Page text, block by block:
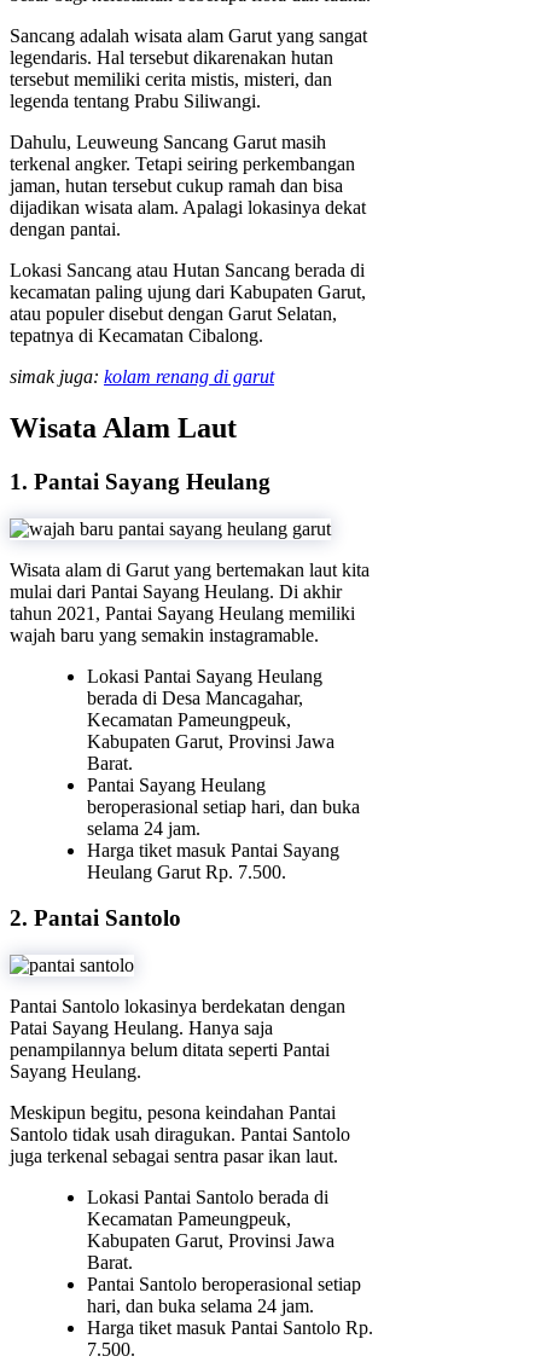
Sancang adalah wisata alam Garut yang sangat
legendaris. Hal tersebut dikarenakan hutan
tersebut memiliki cerita mistis, misteri, dan
legenda tentang Prabu Siliwangi.
Dahulu, Leuweung Sancang Garut masih
terkenal angker. Tetapi seiring perkembangan
jaman, hutan tersebut cukup ramah dan bisa
dijadikan wisata alam. Apalagi lokasinya dekat
dengan pantai.
Lokasi Sancang atau Hutan Sancang berada di
kecamatan paling ujung dari Kabupaten Garut,
atau populer disebut dengan Garut Selatan,
tepatnya di Kecamatan Cibalong.
simak juga: kolam renang di garut
Wisata Alam Laut
1. Pantai Sayang Heulang
Wisata alam di Garut yang bertemakan laut kita
mulai dari Pantai Sayang Heulang. Di akhir
tahun 2021, Pantai Sayang Heulang memiliki
wajah baru yang semakin instagramable.
Lokasi Pantai Sayang Heulang
berada di Desa Mancagahar,
Kecamatan Pameungpeuk,
Kabupaten Garut, Provinsi Jawa
Barat.
Pantai Sayang Heulang
beroperasional setiap hari, dan buka
selama 24 jam.
Harga tiket masuk Pantai Sayang
Heulang Garut Rp. 7.500.
2. Pantai Santolo
Pantai Santolo lokasinya berdekatan dengan
Patai Sayang Heulang. Hanya saja
penampilannya belum ditata seperti Pantai
Sayang Heulang.
Meskipun begitu, pesona keindahan Pantai
Santolo tidak usah diragukan. Pantai Santolo
juga terkenal sebagai sentra pasar ikan laut.
Lokasi Pantai Santolo berada di
Kecamatan Pameungpeuk,
Kabupaten Garut, Provinsi Jawa
Barat.
Pantai Santolo beroperasional setiap
hari, dan buka selama 24 jam.
Harga tiket masuk Pantai Santolo Rp.
7.500.